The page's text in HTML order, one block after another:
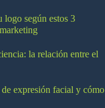
logo según estos 3
la relación entre el
expresión facial y cómo